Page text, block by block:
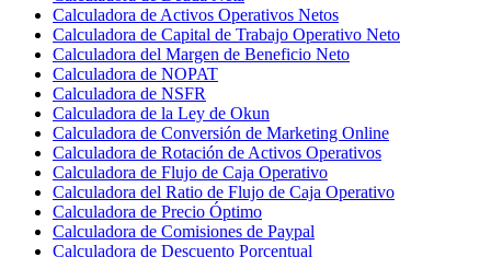
Calculadora de Activos Operativos Netos
Calculadora de Capital de Trabajo Operativo Neto
Calculadora del Margen de Beneficio Neto
Calculadora de NOPAT
Calculadora de NSFR
Calculadora de la Ley de Okun
Calculadora de Conversión de Marketing Online
Calculadora de Rotación de Activos Operativos
Calculadora de Flujo de Caja Operativo
Calculadora del Ratio de Flujo de Caja Operativo
Calculadora de Precio Óptimo
Calculadora de Comisiones de Paypal
Calculadora de Descuento Porcentual